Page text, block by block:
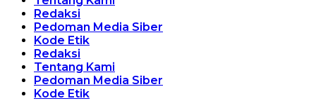
Redaksi
Pedoman Media Siber
Kode Etik
Redaksi
Tentang Kami
Pedoman Media Siber
Kode Etik